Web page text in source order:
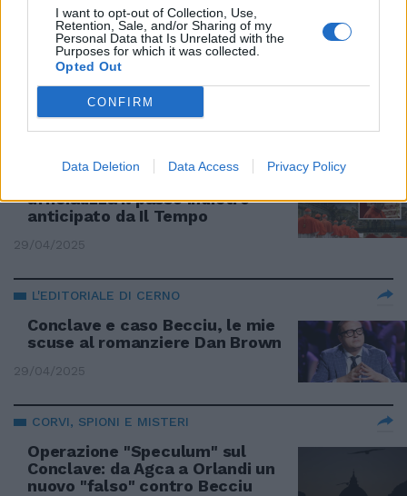
I want to opt-out of Collection, Use,
Retention, Sale, and/or Sharing of my
Personal Data that Is Unrelated with the
Purposes for which it was collected.
Opted Out
CONFIRM
Data Deletion Data Access Privacy Policy
DOPO LO SCOOP DE IL TEMPO
Caso Becciu, il fulmine sul
Conclave. I cardinali: "E se
toccasse a noi..."
ufficializza il passo indietro
anticipato da Il Tempo
29/04/2025
L'EDITORIALE DI CERNO
Conclave e caso Becciu, le mie
scuse al romanziere Dan Brown
29/04/2025
CORVI, SPIONI E MISTERI
Operazione "Speculum" sul
Conclave: da Agca a Orlandi un
nuovo "falso" contro Becciu